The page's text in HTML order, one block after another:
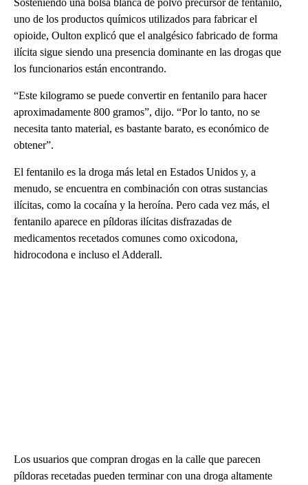
Sosteniendo una bolsa blanca de polvo precursor de fentanilo,
uno de los productos químicos utilizados para fabricar el
opioide, Oulton explicó que el analgésico fabricado de forma
ilícita sigue siendo una presencia dominante en las drogas que
los funcionarios están encontrando.
“Este kilogramo se puede convertir en fentanilo para hacer
aproximadamente 800 gramos”, dijo. “Por lo tanto, no se
necesita tanto material, es bastante barato, es económico de
obtener”.
El fentanilo es la droga más letal en Estados Unidos y, a
menudo, se encuentra en combinación con otras sustancias
ilícitas, como la cocaína y la heroína. Pero cada vez más, el
fentanilo aparece en píldoras ilícitas disfrazadas de
medicamentos recetados comunes como oxicodona,
hidrocodona e incluso el Adderall.
Los usuarios que compran drogas en la calle que parecen
píldoras recetadas pueden terminar con una droga altamente